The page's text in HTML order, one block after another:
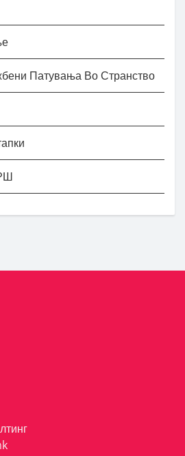
Патувања Во Странство